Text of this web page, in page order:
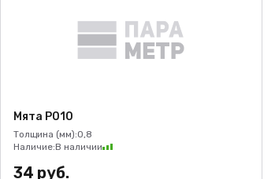
Мята Р010
Толщина (мм):0,8
Наличие:В наличии
34 руб.